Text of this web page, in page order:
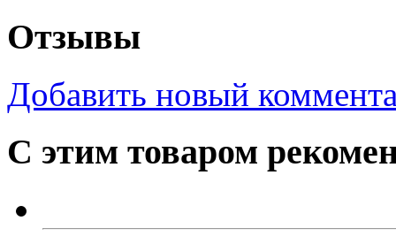
Отзывы
Добавить новый
С этим товаром